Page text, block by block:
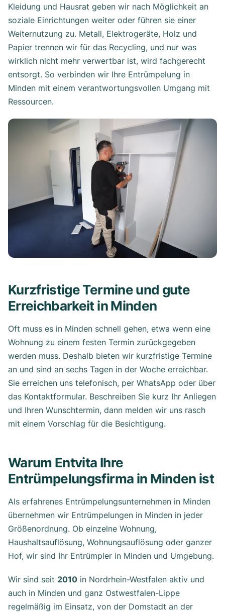
Kleidung und Hausrat geben wir nach Möglichkeit an
soziale Einrichtungen weiter oder führen sie einer
Weiternutzung zu. Metall, Elektrogeräte, Holz und
Papier trennen wir für das Recycling, und nur was
wirklich nicht mehr verwertbar ist, wird fachgerecht
entsorgt. So verbinden wir Ihre Entrümpelung in
Minden mit einem verantwortungsvollen Umgang mit
Ressourcen.
Kurzfristige Termine und gute
Erreichbarkeit in Minden
Oft muss es in Minden schnell gehen, etwa wenn eine
Wohnung zu einem festen Termin zurückgegeben
werden muss. Deshalb bieten wir kurzfristige Termine
an und sind an sechs Tagen in der Woche erreichbar.
Sie erreichen uns telefonisch, per WhatsApp oder über
das Kontaktformular. Beschreiben Sie kurz Ihr Anliegen
und Ihren Wunschtermin, dann melden wir uns rasch
mit einem Vorschlag für die Besichtigung.
Warum Entvita Ihre
Entrümpelungsfirma in Minden ist
Als erfahrenes Entrümpelungsunternehmen in Minden
übernehmen wir Entrümpelungen in Minden in jeder
Größenordnung. Ob einzelne Wohnung,
Haushaltsauflösung, Wohnungsauflösung oder ganzer
Hof, wir sind Ihr Entrümpler in Minden und Umgebung.
Wir sind seit 2010 in Nordrhein-Westfalen aktiv und
auch in Minden und ganz Ostwestfalen-Lippe
regelmäßig im Einsatz, von der Domstadt an der